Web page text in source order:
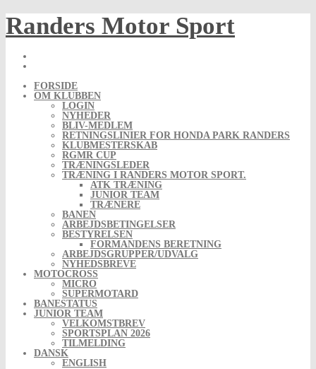
Skip
to
content
Randers Motor Sport
FORSIDE
OM KLUBBEN
LOGIN
NYHEDER
BLIV-MEDLEM
RETNINGSLINIER FOR HONDA PARK RANDERS
KLUBMESTERSKAB
RGMR CUP
TRÆNINGSLEDER
TRÆNING I RANDERS MOTOR SPORT.
ATK TRÆNING
JUNIOR TEAM
TRÆNERE
BANEN
ARBEJDSBETINGELSER
BESTYRELSEN
FORMANDENS BERETNING
ARBEJDSGRUPPER/UDVALG
NYHEDSBREVE
MOTOCROSS
MICRO
SUPERMOTARD
BANESTATUS
JUNIOR TEAM
VELKOMSTBREV
SPORTSPLAN 2026
TILMELDING
DANSK
ENGLISH